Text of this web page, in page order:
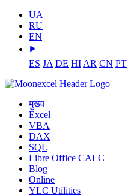
UA
RU
EN
⯈
ES JA DE HI AR CN PT
मुख्य
Excel
VBA
DAX
SQL
Libre Office CALC
Blog
Online
YLC Utilities